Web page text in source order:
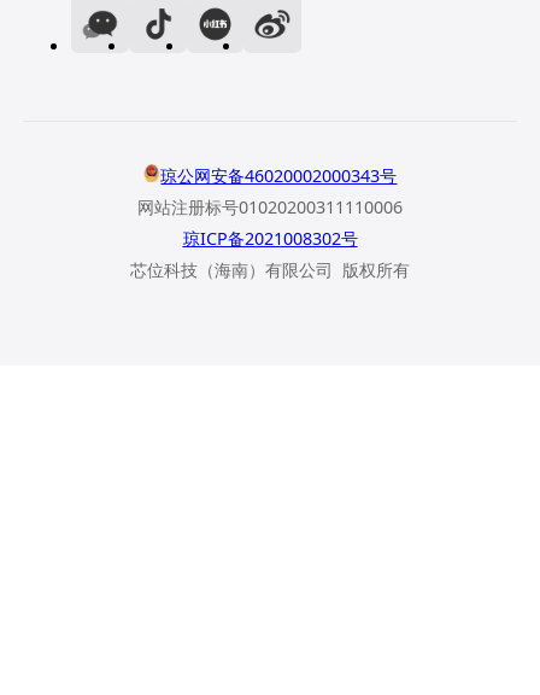
琼公网安备46020002000343号
网站注册标号01020200311110006
琼ICP备2021008302号
芯位科技（海南）有限公司 版权所有